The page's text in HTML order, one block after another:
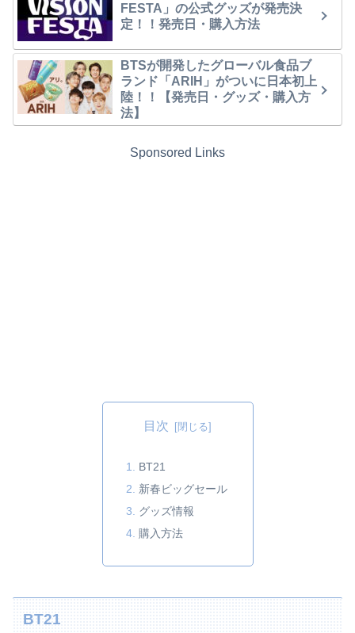
FESTA」の公式グッズが発売決
定！！発売日・購入方法
BTSが開発したグローバル食品ブ
ランド「ARIH」がついに日本初上
陸！！【発売日・グッズ・購入方
法】
Sponsored Links
目次
BT21
新春ビッグセール
グッズ情報
購入方法
BT21